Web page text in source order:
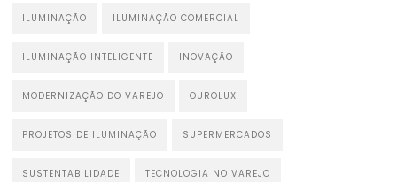
ILUMINAÇÃO ILUMINAÇÃO COMERCIAL
ILUMINAÇÃO INTELIGENTE INOVAÇÃO
MODERNIZAÇÃO DO VAREJO OUROLUX
PROJETOS DE ILUMINAÇÃO SUPERMERCADOS
SUSTENTABILIDADE TECNOLOGIA NO VAREJO